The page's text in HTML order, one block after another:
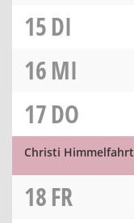
15DI
16MI
17DO
Christi Himmelfahrt
18FR